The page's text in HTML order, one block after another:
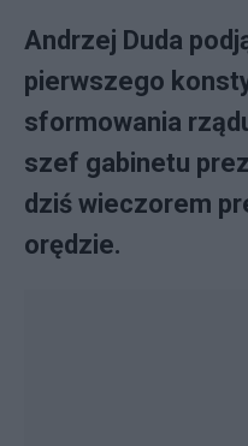
Andrzej Duda
pierwszego
sformowania
szef gabinetu
dziś wieczorem
orędzie.